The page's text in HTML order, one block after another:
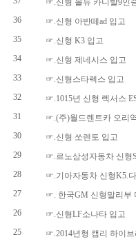
☞.신형 올뉴 카니발9인
36
☞.신형 아반떼ad 입고
35
☞.신형 K3 입고
34
☞.신형 제네시스 입고
33
☞.신형스타렉스 입고
32
☞.1015년 신형 렉서스
31
☞.(주)월드렌트카 오리
30
☞.신형 쏘렌토 입고
29
☞.르노삼성자동차 신형
28
☞.기아자동차 신형K5.
27
☞. 한국GM 신형말리부
26
☞.신형LF소나타 입고
25
☞.2014년형 캠리 하이